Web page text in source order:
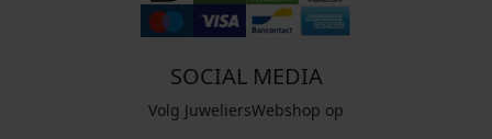
SOCIAL MEDIA
Volg JuweliersWebshop op